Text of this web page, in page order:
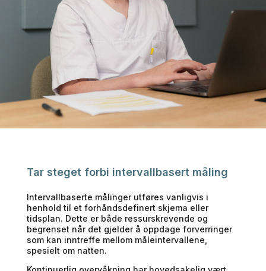
Tar steget forbi intervallbasert måling
Intervallbaserte målinger utføres vanligvis i
henhold til et forhåndsdefinert skjema eller
tidsplan. Dette er både ressurskrevende og
begrenset når det gjelder å oppdage forverringer
som kan inntreffe mellom måleintervallene,
spesielt om natten.